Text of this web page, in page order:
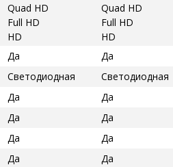
Quad HD
Full HD
HD
Quad HD
Full HD
HD
Да
Да
Светодиодная
Светодиодная
Да
Да
Да
Да
Да
Да
Да
Да